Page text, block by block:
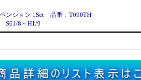
ンション 1Set 品番：T090TH
S61/8～H1/9